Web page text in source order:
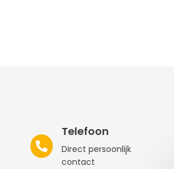
Telefoon
Direct persoonlijk
contact